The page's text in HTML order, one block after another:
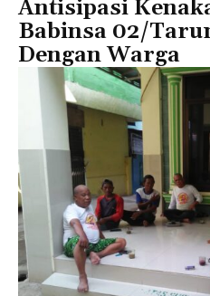
Antisipasi
Babinsa 02/
Dengan Warga